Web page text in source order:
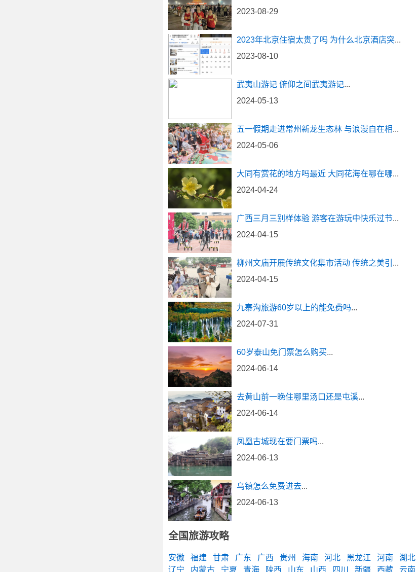
2023-08-29
2023年北京住宿太贵了吗 为什么北京酒店突...
2023-08-10
武夷山游记 俯仰之间武夷游记...
2024-05-13
五一假期走进常州新龙生态林 与浪漫自在相...
2024-05-06
大同有赏花的地方吗最近 大同花海在哪在哪...
2024-04-24
广西三月三别样体验 游客在游玩中快乐过节...
2024-04-15
柳州文庙开展传统文化集市活动 传统之美引 ...
2024-04-15
九寨沟旅游60岁以上的能免费吗...
2024-07-31
60岁泰山免门票怎么购买...
2024-06-14
去黄山前一晚住哪里汤口还是屯溪...
2024-06-14
凤凰古城现在要门票吗...
2024-06-13
乌镇怎么免费进去...
2024-06-13
全国旅游攻略
安徽 福建 甘肃 广东 广西 贵州 海南 河北 黑龙江 河南 湖北
辽宁
内蒙古 宁夏 青海 陕西 山东 山西 四川 新疆 西藏 云南